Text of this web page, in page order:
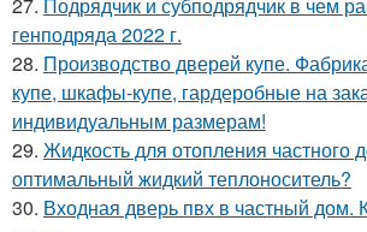
генподряда 2022 г.
28. Производство дверей купе.
купе, шкафы-купе, гардеробные на
индивидуальным размерам!
29. Жидкость для отопления частного
оптимальный жидкий теплоноситель?
30. Входная дверь пвх в частный дом.